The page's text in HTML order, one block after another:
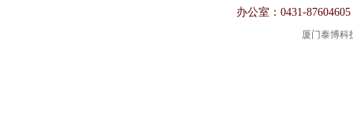
办公室：0431-
厦门泰博科